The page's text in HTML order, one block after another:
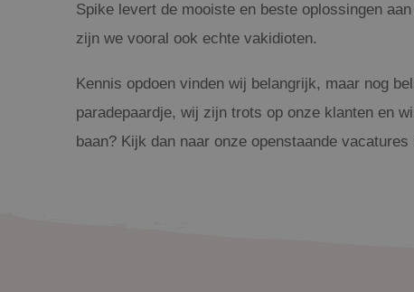
Spike levert de mooiste en beste oplossingen
zijn we vooral ook echte vakidioten.
Kennis opdoen vinden wij belangrijk, maar nog
paradepaardje, wij zijn trots op onze klanten en
baan? Kijk dan naar onze openstaande vacatures